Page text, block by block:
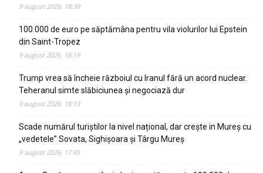
9 august 2026, 18:39
100.000 de euro pe săptămâna pentru vila violurilor lui Epstein
din Saint-Tropez
9 august 2026, 18:19
Trump vrea să încheie războiul cu Iranul fără un acord nuclear.
Teheranul simte slăbiciunea și negociază dur
9 august 2026, 18:13
Scade numărul turiștilor la nivel național, dar crește in Mureș cu
„vedetele” Sovata, Sighișoara și Târgu Mureș
9 august 2026, 17:45